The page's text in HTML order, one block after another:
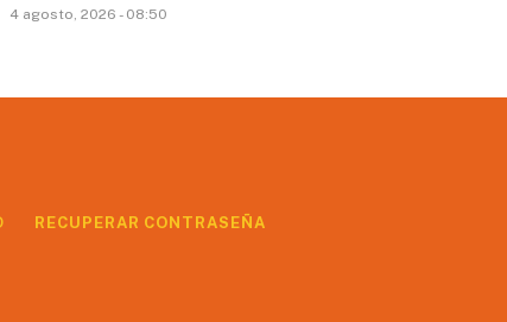
4 agosto, 2026 - 08:50
RECUPERAR CONTRASEÑA